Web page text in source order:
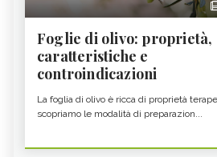
Foglie di olivo: proprietà,
caratteristiche e
controindicazioni
La foglia di olivo è ricca di proprietà
scopriamo le modalità di preparazion...